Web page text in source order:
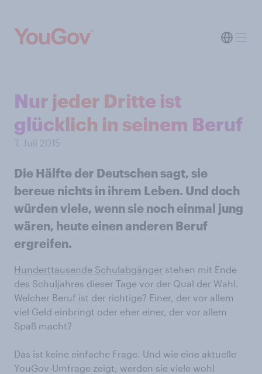
Nur jeder Dritte ist
glücklich in seinem Beruf
7. Juli 2015
Die Hälfte der Deutschen sagt, sie
bereue nichts in ihrem Leben. Und doch
würden viele, wenn sie noch einmal jung
wären, heute einen anderen Beruf
ergreifen.
Hunderttausende Schulabgänger stehen mit Ende
des Schuljahres dieser Tage vor der Qual der Wahl.
Welcher Beruf ist der richtige? Einer, der vor allem
viel Geld einbringt oder eher einer, der vor allem
Spaß macht?
Das ist keine einfache Frage. Und wie eine aktuelle
YouGov-Umfrage zeigt, werden sie viele wohl